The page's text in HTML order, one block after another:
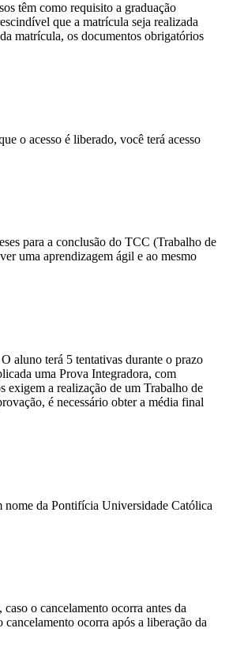
têm como requisito a graduação
que a matrícula seja realizada
matrícula, os documentos obrigatórios
o acesso é liberado, você terá acesso
para a conclusão do TCC (Trabalho de
uma aprendizagem ágil e ao mesmo
aluno terá 5 tentativas durante o prazo
uma Prova Integradora, com
exigem a realização de um Trabalho de
é necessário obter a média final
nome da Pontifícia Universidade Católica
o cancelamento ocorra antes da
ocorra após a liberação da